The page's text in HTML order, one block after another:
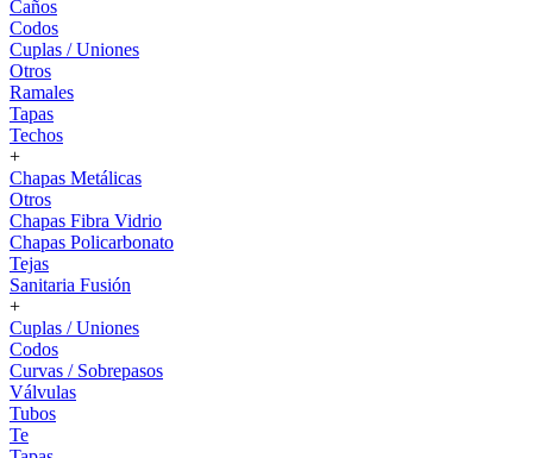
Caños
Codos
Cuplas / Uniones
Otros
Ramales
Tapas
Techos
+
Chapas Metálicas
Otros
Chapas Fibra Vidrio
Chapas Policarbonato
Tejas
Sanitaria Fusión
+
Cuplas / Uniones
Codos
Curvas / Sobrepasos
Válvulas
Tubos
Te